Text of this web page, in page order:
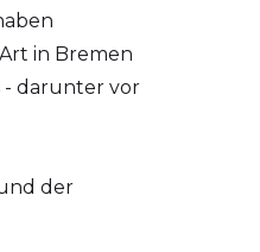
in Bremen
darunter vor
der